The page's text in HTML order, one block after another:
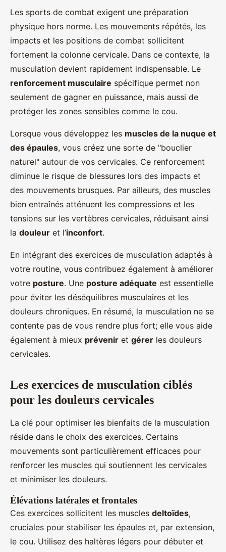
Les sports de combat exigent une préparation
physique hors norme. Les mouvements répétés, les
impacts et les positions de combat sollicitent
fortement la colonne cervicale. Dans ce contexte, la
musculation devient rapidement indispensable. Le
renforcement musculaire spécifique permet non
seulement de gagner en puissance, mais aussi de
protéger les zones sensibles comme le cou.
Lorsque vous développez les muscles de la nuque et
des épaules, vous créez une sorte de "bouclier
naturel" autour de vos cervicales. Ce renforcement
diminue le risque de blessures lors des impacts et
des mouvements brusques. Par ailleurs, des muscles
bien entraînés atténuent les compressions et les
tensions sur les vertèbres cervicales, réduisant ainsi
la douleur et l’inconfort.
En intégrant des exercices de musculation adaptés à
votre routine, vous contribuez également à améliorer
votre posture. Une posture adéquate est essentielle
pour éviter les déséquilibres musculaires et les
douleurs chroniques. En résumé, la musculation ne se
contente pas de vous rendre plus fort; elle vous aide
également à mieux prévenir et gérer les douleurs
cervicales.
Les exercices de musculation ciblés
pour les douleurs cervicales
La clé pour optimiser les bienfaits de la musculation
réside dans le choix des exercices. Certains
mouvements sont particulièrement efficaces pour
renforcer les muscles qui soutiennent les cervicales
et minimiser les douleurs.
Élévations latérales et frontales
Ces exercices sollicitent les muscles deltoïdes,
cruciales pour stabiliser les épaules et, par extension,
le cou. Utilisez des haltères légers pour débuter et